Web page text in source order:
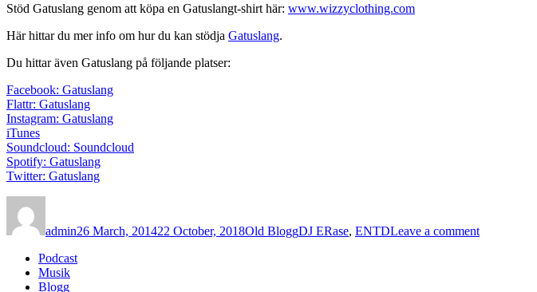
Stöd Gatuslang genom att köpa en Gatuslangt-shirt här: www.wizzyclothing.com
Här hittar du mer info om hur du kan stödja Gatuslang.
Du hittar även Gatuslang på följande platser:
Facebook: Gatuslang
Flattr: Gatuslang
Instagram: Gatuslang
iTunes
Soundcloud: Soundcloud
Spotify: Gatuslang
Twitter: Gatuslang
admin26 March, 201422 October, 2018Old BloggDJ ERase, ENTDLeave a comment39:
Podcast
Musik
Blogg